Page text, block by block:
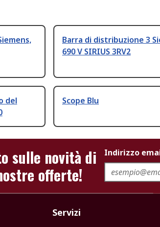
Barra di distribuzione 3
690 V SIRIUS 3RV2
del
Scope Blu
sulle novità di
offerte!
Indirizzo
Servizi